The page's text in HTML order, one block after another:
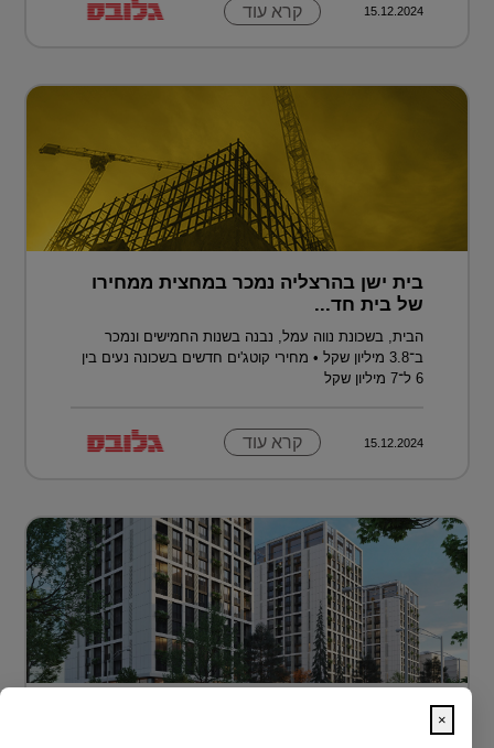
15.12.2024 קרא עוד
בית ישן בהרצליה נמכר במחצית ממחירו
של בית חד...
הבית, בשכונת נווה עמל, נבנה בשנות החמישים ונמכר
ב־3.8 מיליון שקל • מחירי קוטג'ים חדשים בשכונה נעים בין
6 ל־7 מיליון שקל
15.12.2024 קרא עוד
×